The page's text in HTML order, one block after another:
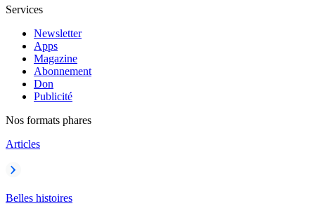
Services
Newsletter
Apps
Magazine
Abonnement
Don
Publicité
Nos formats phares
Articles
Belles histoires